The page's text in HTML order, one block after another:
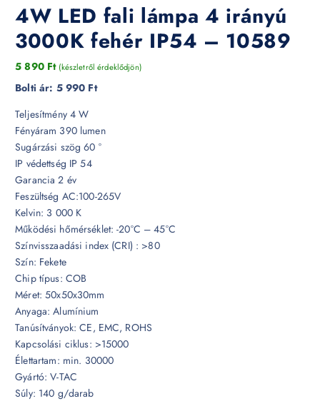
4W LED fali lámpa 4 irányú
3000K fehér IP54 – 10589
5 890 Ft (készletről érdeklődjön)
Bolti ár: 5 990 Ft
Teljesítmény 4 W
Fényáram 390 lumen
Sugárzási szög 60 °
IP védettség IP 54
Garancia 2 év
Feszültség AC:100-265V
Kelvin: 3 000 K
Működési hőmérséklet: -20°C – 45°C
Színvisszaadási index (CRI) : >80
Szín: Fekete
Chip típus: COB
Méret: 50x50x30mm
Anyaga: Alumínium
Tanúsítványok: CE, EMC, ROHS
Kapcsolási ciklus: >15000
Élettartam: min. 30000
Gyártó: V-TAC
Súly: 140 g/darab